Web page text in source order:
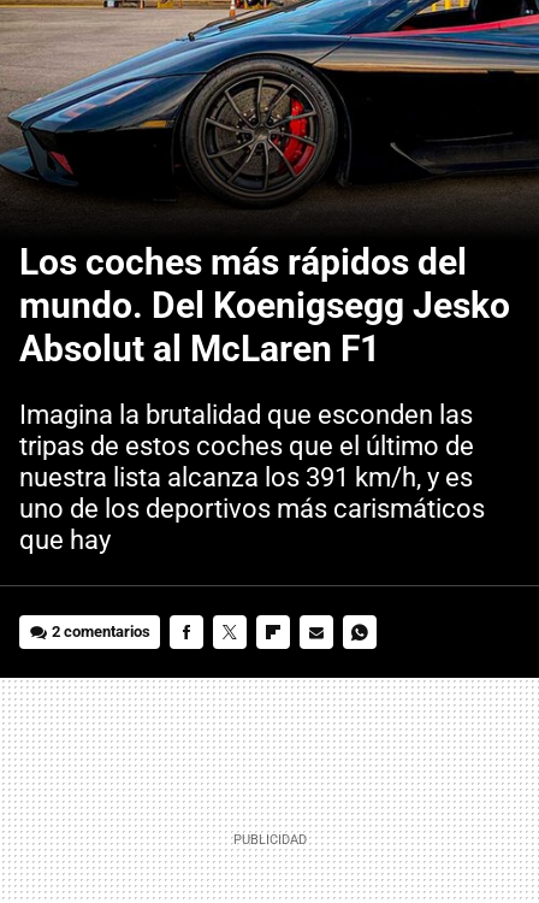
Los coches más rápidos del
mundo. Del Koenigsegg Jesko
Absolut al McLaren F1
Imagina la brutalidad que esconden las
tripas de estos coches que el último de
nuestra lista alcanza los 391 km/h, y es
uno de los deportivos más carismáticos
que hay
2 comentarios
MAIL